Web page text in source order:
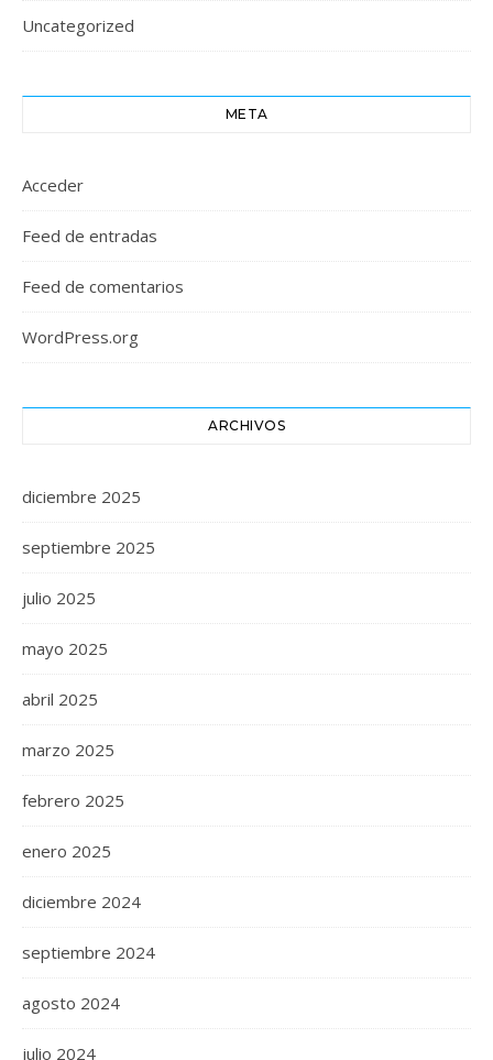
Uncategorized
META
Acceder
Feed de entradas
Feed de comentarios
WordPress.org
ARCHIVOS
diciembre 2025
septiembre 2025
julio 2025
mayo 2025
abril 2025
marzo 2025
febrero 2025
enero 2025
diciembre 2024
septiembre 2024
agosto 2024
julio 2024